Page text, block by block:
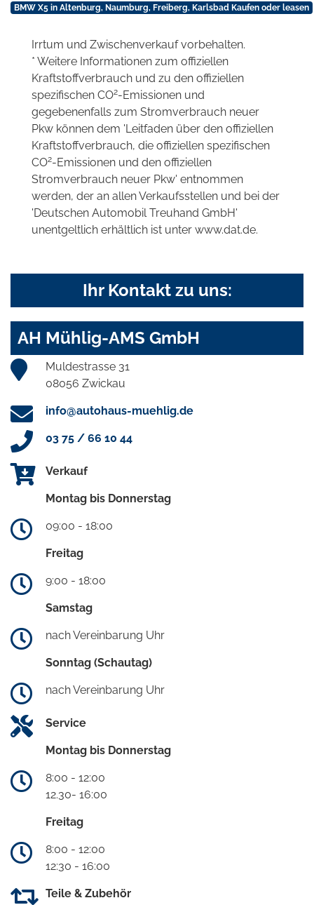
BMW X5 in Altenburg, Naumburg, Freiberg, Karlsbad Kaufen oder leasen
Irrtum und Zwischenverkauf vorbehalten.
* Weitere Informationen zum offiziellen
Kraftstoffverbrauch und zu den offiziellen
spezifischen CO2-Emissionen und
gegebenenfalls zum Stromverbrauch neuer
Pkw können dem 'Leitfaden über den offiziellen
Kraftstoffverbrauch, die offiziellen spezifischen
CO2-Emissionen und den offiziellen
Stromverbrauch neuer Pkw' entnommen
werden, der an allen Verkaufsstellen und bei der
'Deutschen Automobil Treuhand GmbH'
unentgeltlich erhältlich ist unter www.dat.de.
Ihr Kontakt zu uns:
AH Mühlig-AMS GmbH
Muldestrasse 31
08056 Zwickau
info@autohaus-muehlig.de
03 75 / 66 10 44
Verkauf
Montag bis Donnerstag
09:00 - 18:00
Freitag
9:00 - 18:00
Samstag
nach Vereinbarung Uhr
Sonntag (Schautag)
nach Vereinbarung Uhr
Service
Montag bis Donnerstag
8:00 - 12:00
12.30- 16:00
Freitag
8:00 - 12:00
12:30 - 16:00
Teile & Zubehör